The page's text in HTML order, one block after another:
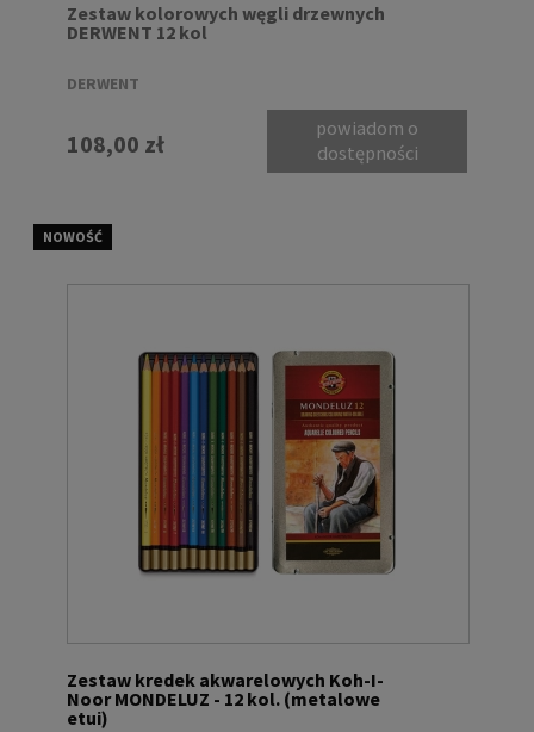
Zestaw kolorowych węgli drzewnych
DERWENT 12 kol
DERWENT
108,00 zł
powiadom o
dostępności
Zestaw kredek akwarelowych Koh-I-
Noor MONDELUZ - 12 kol. (metalowe
etui)
NOWOŚĆ